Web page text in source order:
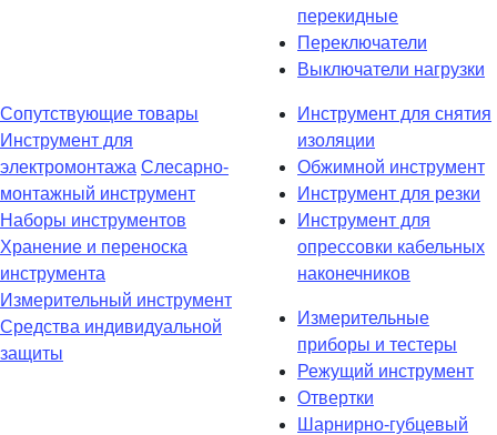
перекидные
Переключатели
Выключатели нагрузки
Сопутствующие товары
Инструмент для
электромонтажа Слесарно-
монтажный инструмент
Наборы инструментов
Хранение и переноска
инструмента
Измерительный инструмент
Средства индивидуальной
защиты
Инструмент для снятия
изоляции
Обжимной инструмент
Инструмент для резки
Инструмент для
опрессовки кабельных
наконечников
Измерительные
приборы и тестеры
Режущий инструмент
Отвертки
Шарнирно-губцевый